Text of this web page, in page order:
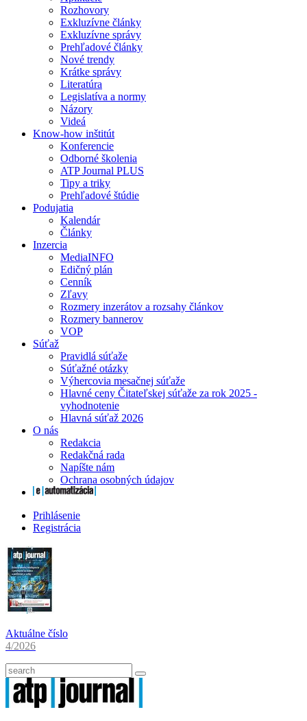
Rozhovory
Exkluzívne články
Exkluzívne správy
Prehľadové články
Nové trendy
Krátke správy
Literatúra
Legislatíva a normy
Názory
Videá
Know-how inštitút
Konferencie
Odborné školenia
ATP Journal PLUS
Tipy a triky
Prehľadové štúdie
Podujatia
Kalendár
Články
Inzercia
MediaINFO
Edičný plán
Cenník
Zľavy
Rozmery inzerátov a rozsahy článkov
Rozmery bannerov
VOP
Súťaž
Pravidlá súťaže
Súťažné otázky
Výhercovia mesačnej súťaže
Hlavné ceny Čitateľskej súťaže za rok 2025 -
vyhodnotenie
Hlavná súťaž 2026
O nás
Redakcia
Redakčná rada
Napíšte nám
Ochrana osobných údajov
Prihlásenie
Registrácia
Aktuálne číslo
4/2026